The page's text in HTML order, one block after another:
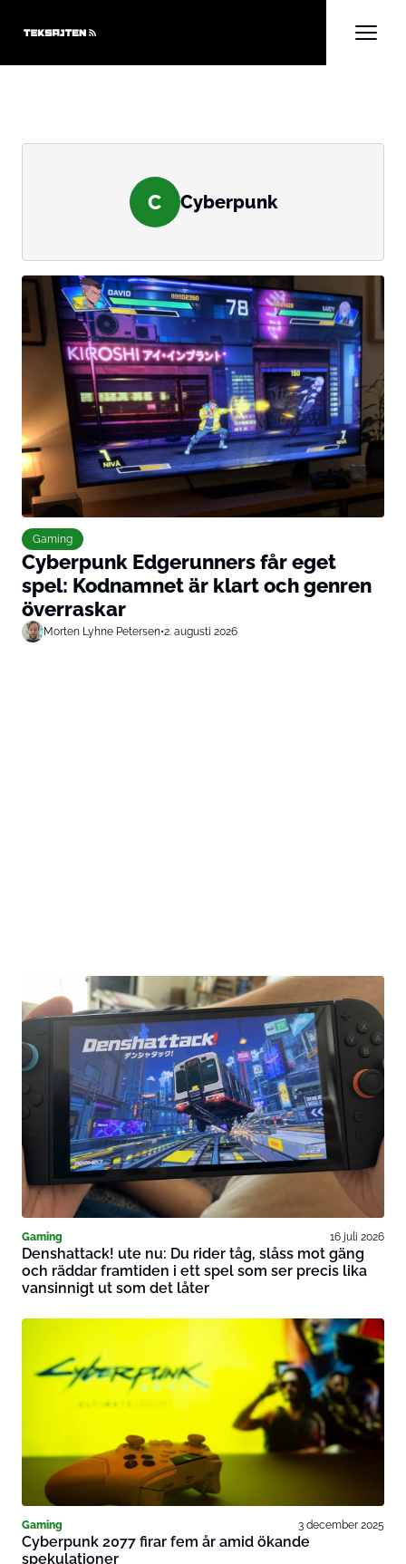
C Cyberpunk
Gaming
Cyberpunk Edgerunners får eget
spel: Kodnamnet är klart och genren
överraskar
Morten Lyhne Petersen•2. augusti 2026
Gaming 16 juli 2026
Denshattack! ute nu: Du rider tåg, slåss mot gäng
och räddar framtiden i ett spel som ser precis lika
vansinnigt ut som det låter
Gaming 3 december 2025
Cyberpunk 2077 firar fem år amid ökande
spekulationer